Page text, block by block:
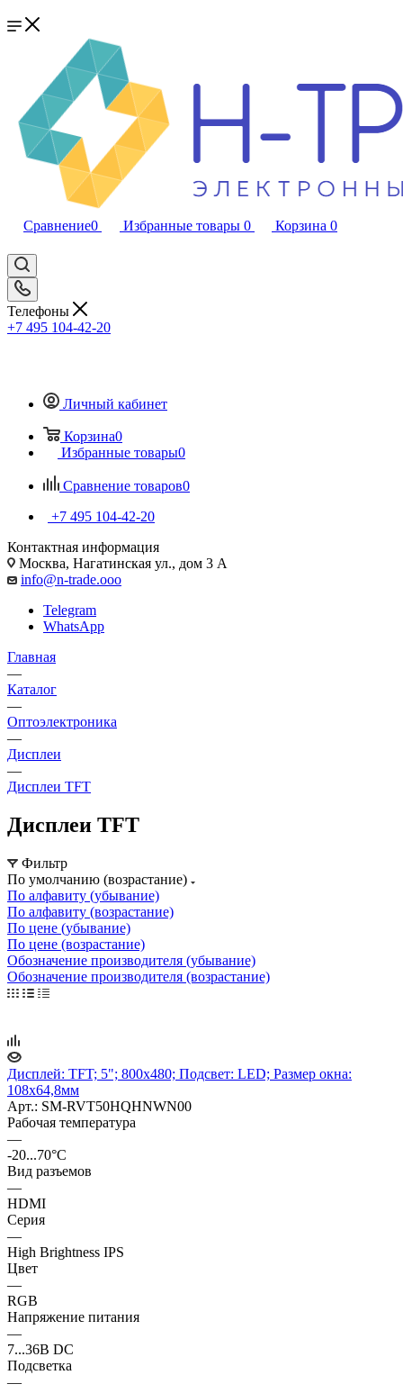
Сравнение0 Избранные товары 0 Корзина 0
Телефоны
+7 495 104-42-20
Личный кабинет
Корзина0
Избранные товары0
Сравнение товаров0
+7 495 104-42-20
Контактная информация
Москва, Нагатинская ул., дом 3 А
info@n-trade.ooo
Telegram
WhatsApp
Главная
—
Каталог
—
Oптоэлектроника
—
Дисплеи
—
Дисплеи TFT
Дисплеи TFT
Фильтр
По умолчанию (возрастание)
По алфавиту (убывание)
По алфавиту (возрастание)
По цене (убывание)
По цене (возрастание)
Обозначение производителя (убывание)
Обозначение производителя (возрастание)
Дисплей: TFT; 5"; 800x480; Подсвет: LED; Размер окна:
108x64,8мм
Арт.: SM-RVT50HQHNWN00
Рабочая температура
—
-20...70°C
Вид разъемов
—
HDMI
Серия
—
High Brightness IPS
Цвет
—
RGB
Напряжение питания
—
7...36В DC
Подсветка
—